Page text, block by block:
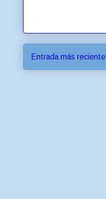
Entrada más reciente